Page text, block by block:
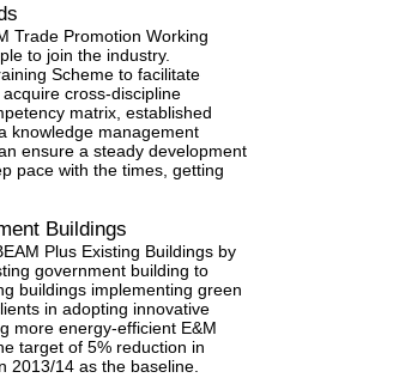
Trade Promotion Working
to join the industry.
Scheme to facilitate
cross-discipline
matrix, established
knowledge management
ensure a steady development
pace with the times, getting
Buildings
Plus Existing Buildings by
government building to
buildings implementing green
in adopting innovative
more energy-efficient E&M
target of 5% reduction in
2013/14 as the baseline.